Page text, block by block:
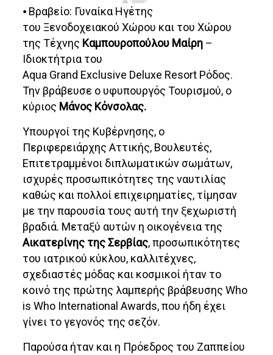
⦁ Βραβείο: Γυναίκα Ηγέτης
του Ξενοδοχειακού Χώρου και του Χώρου
της Τέχνης Καμπουροπούλου Μαίρη –
Ιδιοκτήτρια του
Aqua Grand Exclusive Deluxe Resort Ρόδος.
Την βράβευσε ο υφυπουργός Τουρισμού, ο
κύριος Μάνος Κόνσολας.
Υπουργοί της Κυβέρνησης, ο
Περιφερειάρχης Αττικής, Βουλευτές,
Επιτετραμμένοι διπλωματικών σωμάτων,
ισχυρές προσωπικότητες της ναυτιλίας
καθώς και πολλοί επιχειρηματίες, τίμησαν
με την παρουσία τους αυτή την ξεχωριστή
βραδιά. Μεταξύ αυτών η οικογένεια της
Αικατερίνης της Σερβίας, προσωπικότητες
του ιατρικού κύκλου, καλλιτέχνες,
σχεδιαστές μόδας και κοσμικοί ήταν το
κοινό της πρώτης λαμπερής βράβευσης Who
is Who International Awards, που ήδη έχει
γίνει το γεγονός της σεζόν.
Παρούσα ήταν και η Πρόεδρος του Ζαππείου